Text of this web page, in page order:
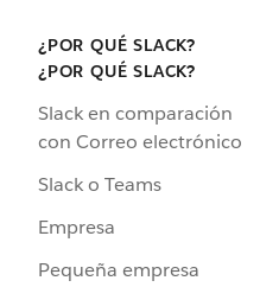
¿POR QUÉ SLACK?
¿POR QUÉ SLACK?
Slack en comparación
con Correo electrónico
Slack o Teams
Empresa
Pequeña empresa